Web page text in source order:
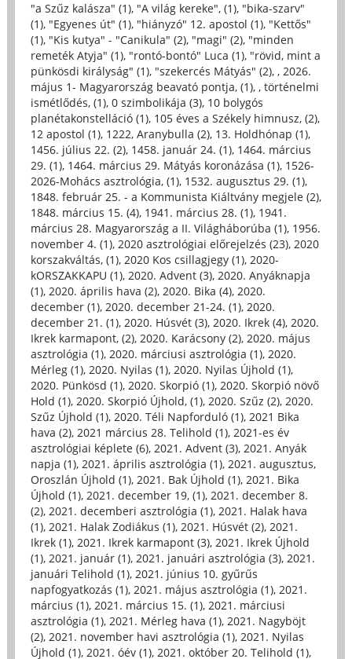
"a Szűz kalásza" (1), "A világ kereke", (1), "bika-szarv"
(1), "Egyenes út" (1), "hiányzó" 12. apostol (1), "Kettős"
(1), "Kis kutya" - "Canikula" (2), "magi" (2), "minden
remeték Atyja" (1), "rontó-bontó" Luca (1), "rövid, mint a
pünkösdi királyság" (1), "szekercés Mátyás" (2), , 2026.
május 1- Magyarország beavató pontja, (1), , történelmi
ismétlődés, (1), 0 szimbolikája (3), 10 bolygós
planétakonstelláció (1), 105 éves a Székely himnusz, (2),
12 apostol (1), 1222, Aranybulla (2), 13. Holdhónap (1),
1456. július 22. (2), 1458. január 24. (1), 1464. március
29. (1), 1464. március 29. Mátyás koronázása (1), 1526-
2026-Mohács asztrológia, (1), 1532. augusztus 29. (1),
1848. február 25. - a Kommunista Kiáltvány megjele (2),
1848. március 15. (4), 1941. március 28. (1), 1941.
március 28. Magyarország a II. Világháborúba (1), 1956.
november 4. (1), 2020 asztrológiai előrejelzés (23), 2020
korszakváltás, (1), 2020 Kos csillagjegy (1), 2020-
kORSZAKKAPU (1), 2020. Advent (3), 2020. Anyáknapja
(1), 2020. április hava (2), 2020. Bika (4), 2020.
december (1), 2020. december 21-24. (1), 2020.
december 21. (1), 2020. Húsvét (3), 2020. Ikrek (4), 2020.
Ikrek karmapont, (2), 2020. Karácsony (2), 2020. május
asztrológia (1), 2020. márciusi asztrológia (1), 2020.
Mérleg (1), 2020. Nyilas (1), 2020. Nyilas Újhold (1),
2020. Pünkösd (1), 2020. Skorpió (1), 2020. Skorpió növő
Hold (1), 2020. Skorpió Újhold, (1), 2020. Szűz (2), 2020.
Szűz Újhold (1), 2020. Téli Napforduló (1), 2021 Bika
hava (2), 2021 március 28. Telihold (1), 2021-es év
asztrológiai képlete (6), 2021. Advent (3), 2021. Anyák
napja (1), 2021. április asztrológia (1), 2021. augusztus,
Oroszlán Újhold (1), 2021. Bak Újhold (1), 2021. Bika
Újhold (1), 2021. december 19, (1), 2021. december 8.
(2), 2021. decemberi asztrológia (1), 2021. Halak hava
(1), 2021. Halak Zodiákus (1), 2021. Húsvét (2), 2021.
Ikrek (1), 2021. Ikrek karmapont (3), 2021. Ikrek Újhold
(1), 2021. január (1), 2021. januári asztrológia (3), 2021.
januári Telihold (1), 2021. június 10. gyűrűs
napfogyatkozás (1), 2021. május asztrológia (1), 2021.
március (1), 2021. március 15. (1), 2021. márciusi
asztrológia (1), 2021. Mérleg hava (1), 2021. Nagyböjt
(2), 2021. november havi asztrológia (1), 2021. Nyilas
Újhold (1), 2021. óév (1), 2021. október 20. Telihold (1),